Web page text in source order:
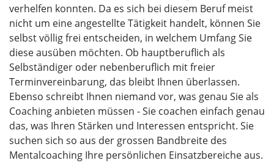
verhelfen konnten. Da es sich bei diesem Beruf meist
nicht um eine angestellte Tätigkeit handelt, können Sie
selbst völlig frei entscheiden, in welchem Umfang Sie
diese ausüben möchten. Ob hauptberuflich als
Selbständiger oder nebenberuflich mit freier
Terminvereinbarung, das bleibt Ihnen überlassen.
Ebenso schreibt Ihnen niemand vor, was genau Sie als
Coaching anbieten müssen - Sie coachen einfach genau
das, was Ihren Stärken und Interessen entspricht. Sie
suchen sich so aus der grossen Bandbreite des
Mentalcoaching Ihre persönlichen Einsatzbereiche aus.